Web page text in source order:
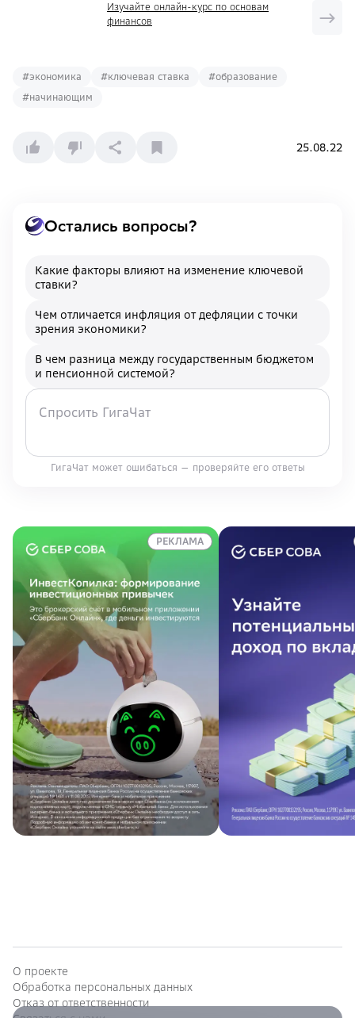
Изучайте онлайн-курс по основам
финансов
#экономика #ключевая ставка #образование
#начинающим
25.08.22
Остались вопросы?
Какие факторы влияют на изменение ключевой
ставки?
Чем отличается инфляция от дефляции с точки
зрения экономики?
В чем разница между государственным бюджетом
и пенсионной системой?
ГигаЧат может ошибаться — проверяйте его ответы
РЕКЛАМА
О проекте
Обработка персональных данных
Отказ от ответственности